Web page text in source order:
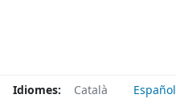
Idiomes: Català Español